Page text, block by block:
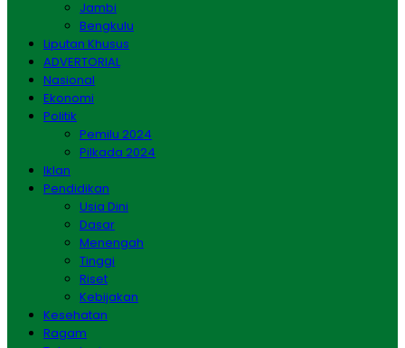
Jambi
Bengkulu
Liputan Khusus
ADVERTORIAL
Nasional
Ekonomi
Politik
Pemilu 2024
Pilkada 2024
Iklan
Pendidikan
Usia Dini
Dasar
Menengah
Tinggi
Riset
Kebijakan
Kesehatan
Ragam